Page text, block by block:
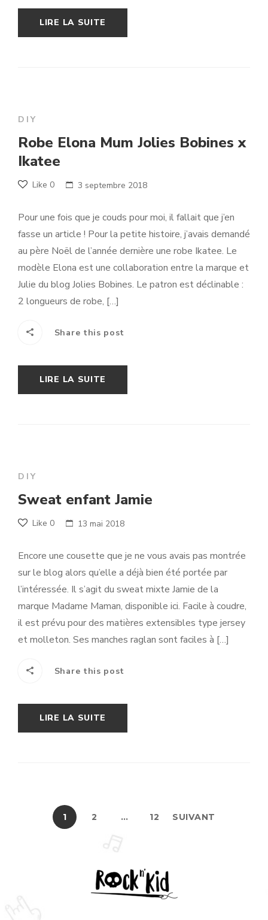
LIRE LA SUITE
DIY
Robe Elona Mum Jolies Bobines x
Ikatee
Like 0 3 septembre 2018
Pour une fois que je couds pour moi, il fallait que j’en
fasse un article ! Pour la petite histoire, j’avais demandé
au père Noël de l’année dernière une robe Ikatee. Le
modèle Elona est une collaboration entre la marque et
Julie du blog Jolies Bobines. Le patron est déclinable :
2 longueurs de robe, […]
LIRE LA SUITE
Share this post
DIY
Sweat enfant Jamie
Like 0 13 mai 2018
Encore une cousette que je ne vous avais pas montrée
sur le blog alors qu’elle a déjà bien été portée par
l’intéressée. Il s’agit du sweat mixte Jamie de la
marque Madame Maman, disponible ici. Facile à coudre,
il est prévu pour des matières extensibles type jersey
et molleton. Ses manches raglan sont faciles à […]
LIRE LA SUITE
Share this post
1 2 … 12 SUIVANT